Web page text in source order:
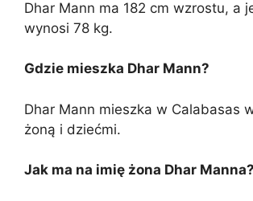
Dhar Mann ma 182 cm wzrostu, a
wynosi 78 kg.
Gdzie mieszka Dhar Mann?
Dhar Mann mieszka w Calabasas
żoną i dziećmi.
Jak ma na imię żona Dhar Manna?